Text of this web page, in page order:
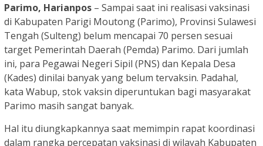
Parimo, Harianpos – Sampai saat ini realisasi vaksinasi
di Kabupaten Parigi Moutong (Parimo), Provinsi Sulawesi
Tengah (Sulteng) belum mencapai 70 persen sesuai
target Pemerintah Daerah (Pemda) Parimo. Dari jumlah
ini, para Pegawai Negeri Sipil (PNS) dan Kepala Desa
(Kades) dinilai banyak yang belum tervaksin. Padahal,
kata Wabup, stok vaksin diperuntukan bagi masyarakat
Parimo masih sangat banyak.
Hal itu diungkapkannya saat memimpin rapat koordinasi
dalam rangka percepatan vaksinasi di wilayah Kabupaten